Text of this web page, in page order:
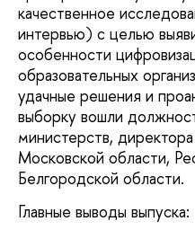
качественное
интервью) с целью
особенности
образовательных
удачные решения и
выборку вошли
министерств,
Московской области,
Белгородской области.
Главные выводы выпуска: